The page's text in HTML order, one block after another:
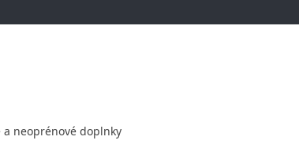
a neoprénové doplnky